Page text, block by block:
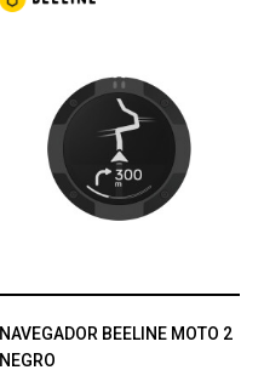
NAVEGADOR BEELINE MOTO 2
NEGRO